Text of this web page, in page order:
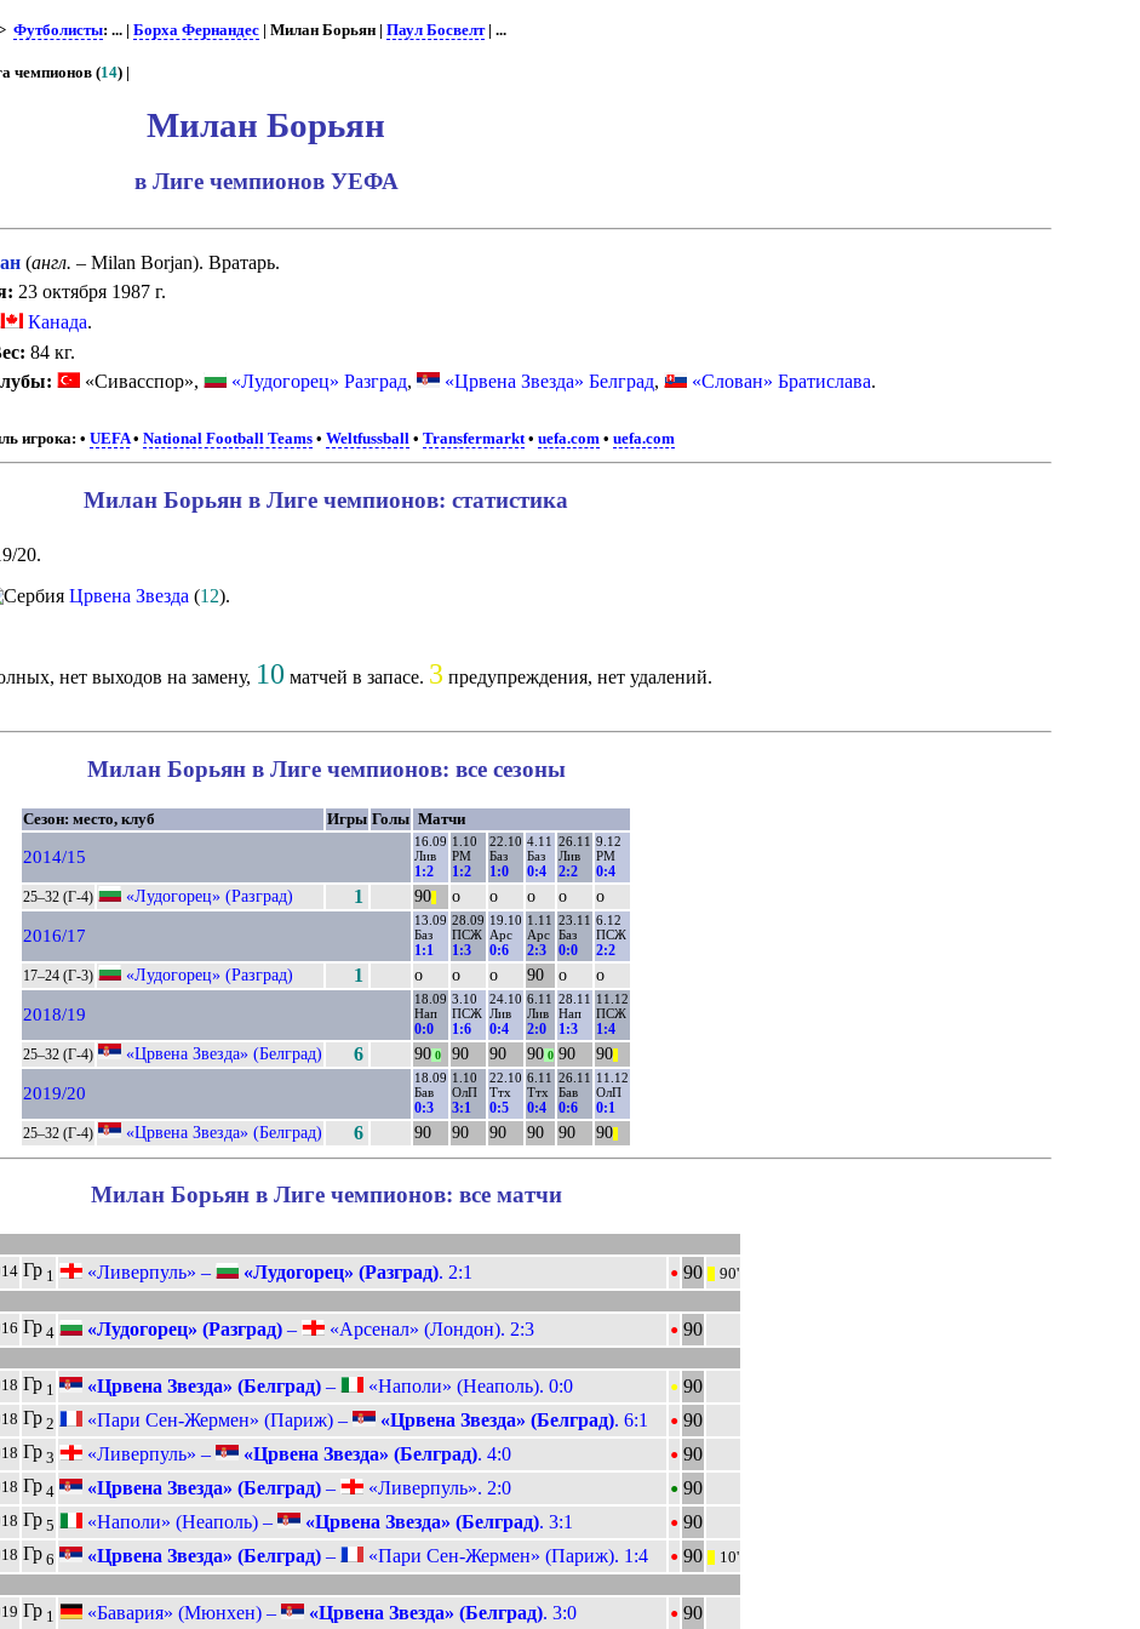
Футболисты: ... | Борха Фернандес| Милан Борьян | Паул Босвелт| ...
чемпионов (14) |
Милан Борьян
в Лиге чемпионов УЕФА
(англ. – Milan Borjan). Вратарь.
23 октября 1987 г.
Канада.
84 кг.
«Сивасспор», «Лудогорец» Разград, «Црвена Звезда» Белград, «Слован» Братислава.
игрока: • UEFA• National Football Teams• Weltfussball• Transfermarkt• uefa.com• uefa.com
Милан Борьян в Лиге чемпионов: статистика
20.
Црвена Звезда (12).
нет выходов на замену, 10 матчей в запасе. 3 предупреждения, нет удалений.
Милан Борьян в Лиге чемпионов: все сезоны
Сезон: место, клуб Игры Голы Матчи
2014/15
16.09
Лив
1:2
1.10
РМ
1:2
22.10
Баз
1:0
4.11
Баз
0:4
26.11
Лив
2:2
9.12
РМ
0:4
25–32 (Г-4) «Лудогорец» (Разград) 1 90 о о о о о
2016/17
13.09
Баз
1:1
28.09
ПСЖ
1:3
19.10
Арс
0:6
1.11
Арс
2:3
23.11
Баз
0:0
6.12
ПСЖ
2:2
17–24 (Г-3) «Лудогорец» (Разград) 1 о о о 90 о о
2018/19
18.09
Нап
0:0
3.10
ПСЖ
1:6
24.10
Лив
0:4
6.11
Лив
2:0
28.11
Нап
1:3
11.12
ПСЖ
1:4
25–32 (Г-4) «Црвена Звезда» (Белград) 6 90 0 90 90 90 0 90 90
2019/20
18.09
Бав
0:3
1.10
ОлП
3:1
22.10
Ттх
0:5
6.11
Ттх
0:4
26.11
Бав
0:6
11.12
ОлП
0:1
25–32 (Г-4) «Црвена Звезда» (Белград) 6 90 90 90 90 90 90
Милан Борьян в Лиге чемпионов: все матчи
Гр1 «Ливерпуль» – «Лудогорец» (Разград). 2:1 • 90
90'
Гр4 «Лудогорец» (Разград)– «Арсенал» (Лондон). 2:3 • 90
Гр1 «Црвена Звезда» (Белград)– «Наполи» (Неаполь). 0:0 • 90
Гр2 «Пари Сен-Жермен» (Париж) – «Црвена Звезда» (Белград). 6:1 • 90
Гр3 «Ливерпуль» – «Црвена Звезда» (Белград). 4:0 • 90
Гр4 «Црвена Звезда» (Белград)– «Ливерпуль». 2:0 • 90
Гр5 «Наполи» (Неаполь) – «Црвена Звезда» (Белград). 3:1 • 90
Гр6 «Црвена Звезда» (Белград)– «Пари Сен-Жермен» (Париж). 1:4 • 90
10'
Гр1 «Бавария» (Мюнхен) – «Црвена Звезда» (Белград). 3:0 • 90